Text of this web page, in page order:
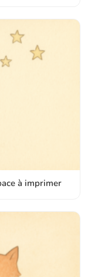
à imprimer